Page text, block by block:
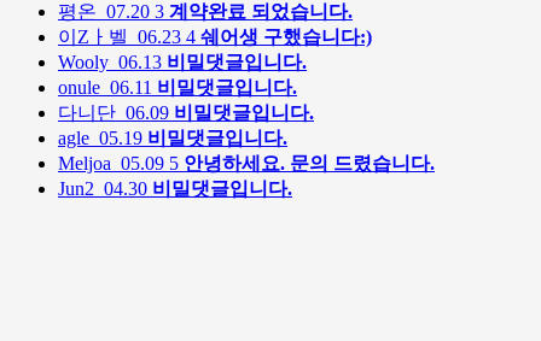
평온 07.20 3 계약완료 되었습니다.
이Zㅏ벨 06.23 4 쉐어생 구했습니다:)
Wooly 06.13 비밀댓글입니다.
onule 06.11 비밀댓글입니다.
다니단 06.09 비밀댓글입니다.
agle 05.19 비밀댓글입니다.
Meljoa 05.09 5 안녕하세요. 문의 드렸습니다.
Jun2 04.30 비밀댓글입니다.